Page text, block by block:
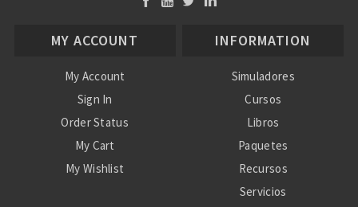
MY ACCOUNT
My Account
Sign In
Order Status
My Cart
My Wishlist
INFORMATION
Simuladores
Cursos
Libros
Paquetes
Recursos
Servicios